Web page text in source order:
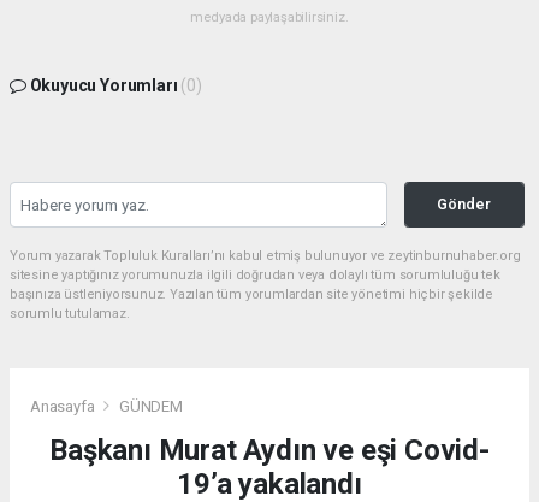
medyada paylaşabilirsiniz.
Okuyucu Yorumları (0)
Gönder
Yorum yazarak Topluluk Kuralları’nı kabul etmiş bulunuyor ve zeytinburnuhaber.org
sitesine yaptığınız yorumunuzla ilgili doğrudan veya dolaylı tüm sorumluluğu tek
başınıza üstleniyorsunuz. Yazılan tüm yorumlardan site yönetimi hiçbir şekilde
sorumlu tutulamaz.
Anasayfa GÜNDEM
Başkanı Murat Aydın ve eşi Covid-
19’a yakalandı